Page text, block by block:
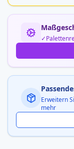
Erweitern
mehr